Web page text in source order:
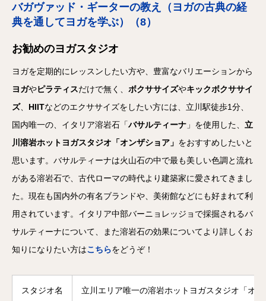
バガヴァッド・ギーターの教え（ヨガの古典の経
典を通してヨガを学ぶ）（8）
お勧めのヨガスタジオ
ヨガを定期的にレッスンしたい方や、豊富なバリエーションから
ヨガやピラティスだけで無く、 ボクササイズやキックボクササイ
ズ、 HIITなどのエクササイズをしたい方には、立川駅徒歩1分、
国内唯一の、イタリア溶岩石「バサルティーナ 」を使用した、 立
川溶岩ホットヨガスタジオ「オンザショア」 をおすすめしたいと
思います。バサルティーナは火山石の中で最も美しい色調と流れ
がある溶岩石で、古代ローマの時代より建築家に愛されてきまし
た。現在も国内外の有名ブランドや、美術館などにも好まれて利
用されています。イタリア中部バーニョレッジョで採掘されるバ
サルティーナについて、また溶岩石の効果についてより詳しくお
知りになりたい方はこちらをどうぞ！
スタジオ名 立川エリア唯一の溶岩ホットヨガスタジオ「オ